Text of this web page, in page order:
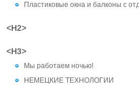
Пластиковые окна и балконы с
<H2>
<H3>
Мы работаем ночью!
НЕМЕЦКИЕ ТЕХНОЛОГИИ